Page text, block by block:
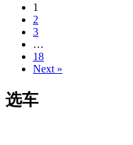
1
2
3
…
18
Next »
选车